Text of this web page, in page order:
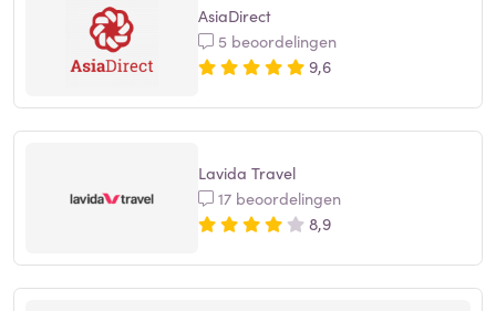
AsiaDirect
5 beoordelingen
9,6
Lavida Travel
17 beoordelingen
8,9